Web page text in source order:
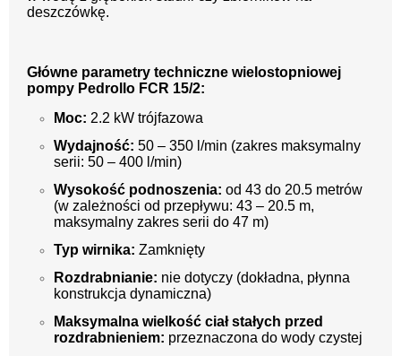
deszczówkę.
Główne parametry techniczne wielostopniowej
pompy Pedrollo FCR 15/2:
Moc: 2.2 kW trójfazowa
Wydajność: 50 – 350 l/min (zakres maksymalny
serii: 50 – 400 l/min)
Wysokość podnoszenia: od 43 do 20.5 metrów
(w zależności od przepływu: 43 – 20.5 m,
maksymalny zakres serii do 47 m)
Typ wirnika: Zamknięty
Rozdrabnianie: nie dotyczy (dokładna, płynna
konstrukcja dynamiczna)
Maksymalna wielkość ciał stałych przed
rozdrabnieniem: przeznaczona do wody czystej